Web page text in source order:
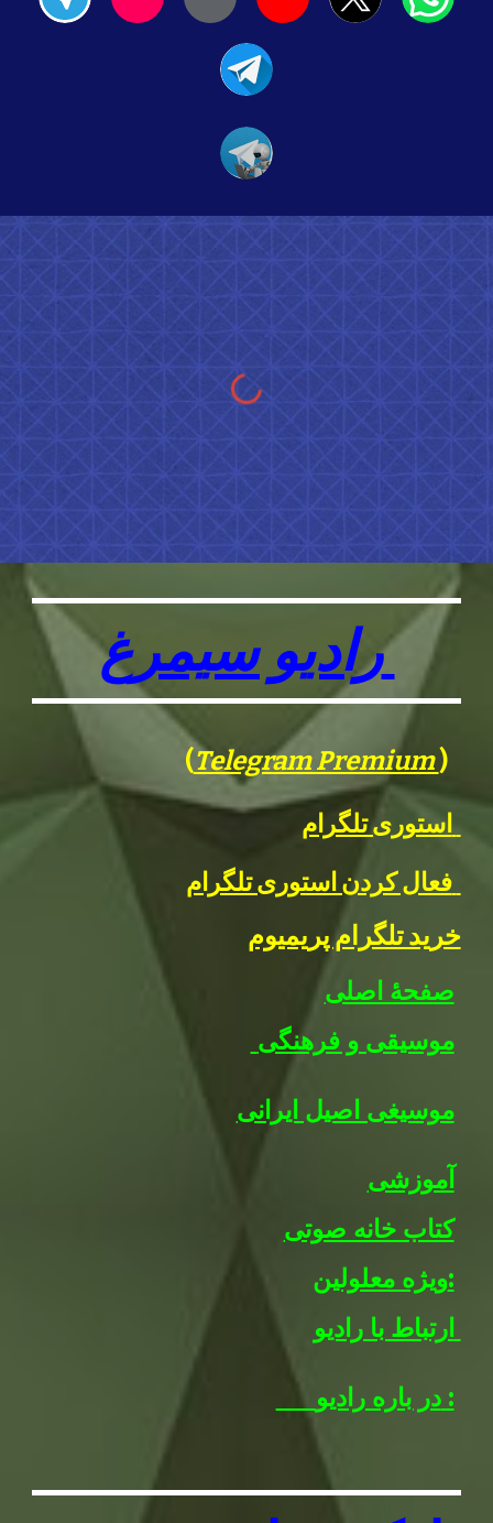
رادیو سیمرغ
(Telegram Premium)
فعال کردن استوری تلگرام
خرید تلگرام پریمیوم
صفحهٔ اصلی
موسیقی و فرهنگی
موسیغی اصیل ایرانی
آموزشی
کتاب خانه صوتی
ویژه معلولین:
در باره رادیو :